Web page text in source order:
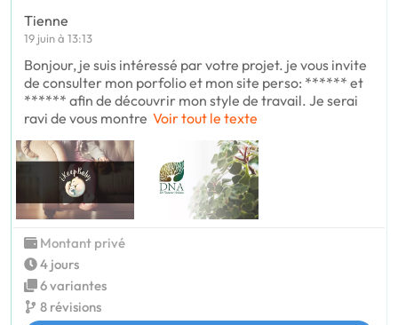
Tienne
19 juin à 13:13
Bonjour, je suis intéressé par votre projet. je vous invite
de consulter mon porfolio et mon site perso: ****** et
****** afin de découvrir mon style de travail. Je serai
ravi de vous montre Voir tout le texte
Montant privé
4 jours
6 variantes
8 révisions